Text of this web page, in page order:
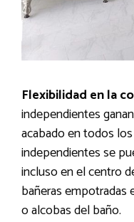
Flexibilidad en la
independientes
acabado en todos
independientes se
incluso en el centro
bañeras empotradas
o alcobas del baño.